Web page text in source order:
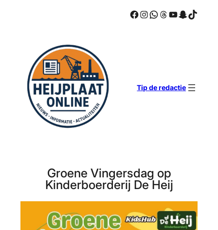
Facebook
Instagram
WhatsApp
Threads
YouTube
TikTok
Tip de redactie
Groene Vingersdag op
Kinderboerderij De Heij